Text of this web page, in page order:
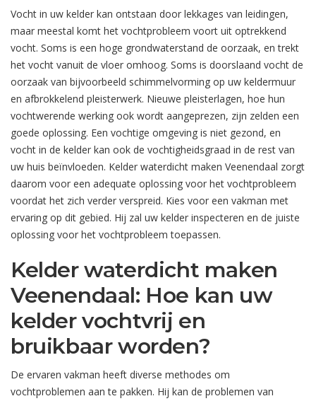
Vocht in uw kelder kan ontstaan door lekkages van leidingen,
maar meestal komt het vochtprobleem voort uit optrekkend
vocht. Soms is een hoge grondwaterstand de oorzaak, en trekt
het vocht vanuit de vloer omhoog. Soms is doorslaand vocht de
oorzaak van bijvoorbeeld schimmelvorming op uw keldermuur
en afbrokkelend pleisterwerk. Nieuwe pleisterlagen, hoe hun
vochtwerende werking ook wordt aangeprezen, zijn zelden een
goede oplossing. Een vochtige omgeving is niet gezond, en
vocht in de kelder kan ook de vochtigheidsgraad in de rest van
uw huis beïnvloeden. Kelder waterdicht maken Veenendaal zorgt
daarom voor een adequate oplossing voor het vochtprobleem
voordat het zich verder verspreid. Kies voor een vakman met
ervaring op dit gebied. Hij zal uw kelder inspecteren en de juiste
oplossing voor het vochtprobleem toepassen.
Kelder waterdicht maken
Veenendaal: Hoe kan uw
kelder vochtvrij en
bruikbaar worden?
De ervaren vakman heeft diverse methodes om
vochtproblemen aan te pakken. Hij kan de problemen van